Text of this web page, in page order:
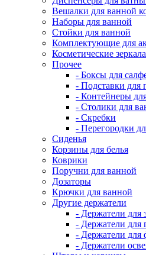
Вешалки для ванной
Наборы для ванной
Стойки для ванной
Комплектующие для
Косметические зеркала
Прочее
- Боксы для
- Подставки для
- Контейнеры
- Столики для
- Скребки
- Перегородки
Сиденья
Корзины для белья
Коврики
Поручни для ванной
Дозаторы
Крючки для ванной
Другие держатели
- Держатели для
- Держатели для
- Держатели для
- Держатели